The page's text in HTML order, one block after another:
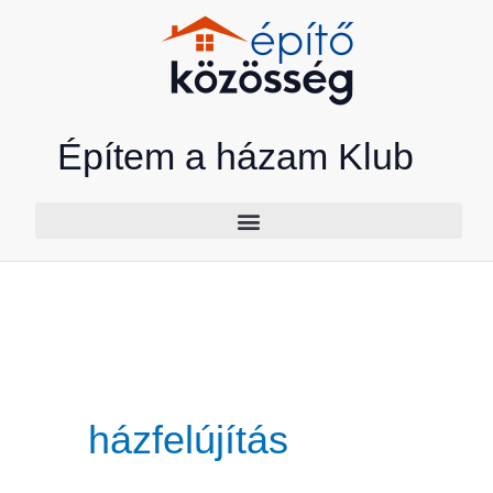
Építem a házam Klub
házfelújítás